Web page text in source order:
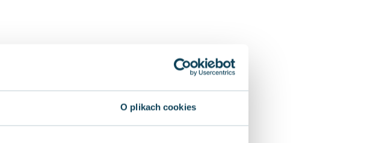
O plikach cookies